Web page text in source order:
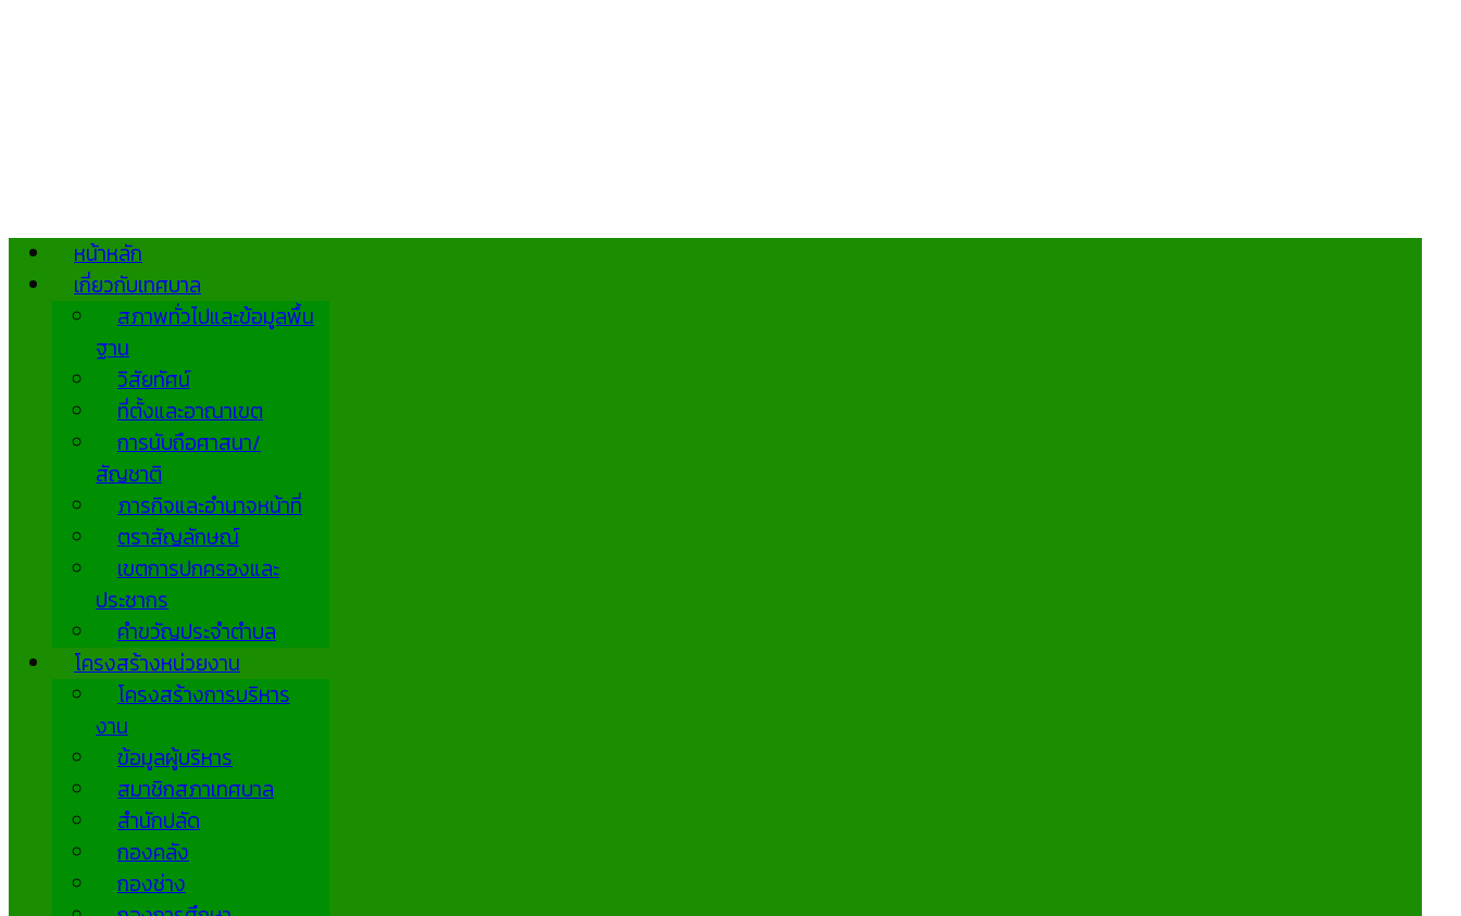
หน้าหลัก
เกี่ยวกับเทศบาล
สภาพทั่วไปและข้อมูลพื้น
ฐาน
วิสัยทัศน์
ที่ตั้งและอาณาเขต
การนับถือศาสนา/
สัญชาติ
ภารกิจและอำนาจหน้าที่
ตราสัญลักษณ์
เขตการปกครองและ
ประชากร
คำขวัญประจำตำบล
โครงสร้างหน่วยงาน
โครงสร้างการบริหาร
งาน
ข้อมูลผู้บริหาร
สมาชิกสภาเทศบาล
สำนักปลัด
กองคลัง
กองช่าง